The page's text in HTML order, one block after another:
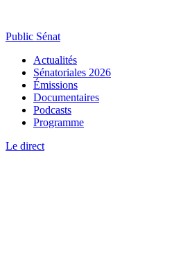
Public Sénat
Actualités
Sénatoriales 2026
Émissions
Documentaires
Podcasts
Programme
Le direct